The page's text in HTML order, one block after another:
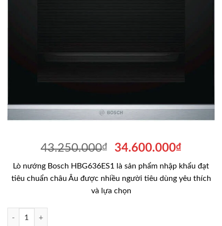
43.250.000₫
Giá
là:
43.250.000₫.
34.600.000₫Giá
hiện
tại
là:
Lò nướng Bosch HBG636ES1 là sản phẩm nhập khẩu đạt
tiêu chuẩn châu Âu được nhiều người tiêu dùng yêu thích
và lựa chọn
Lò nướng Bosch HBG636ES1 số lượng